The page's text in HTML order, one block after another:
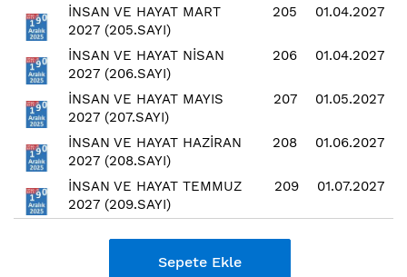
İNSAN VE HAYAT MART
2027 (205.SAYI)
205 01.04.2027
İNSAN VE HAYAT NİSAN
2027 (206.SAYI)
206 01.04.2027
İNSAN VE HAYAT MAYIS
2027 (207.SAYI)
207 01.05.2027
İNSAN VE HAYAT HAZİRAN
2027 (208.SAYI)
208 01.06.2027
İNSAN VE HAYAT TEMMUZ
2027 (209.SAYI)
209 01.07.2027
Sepete Ekle